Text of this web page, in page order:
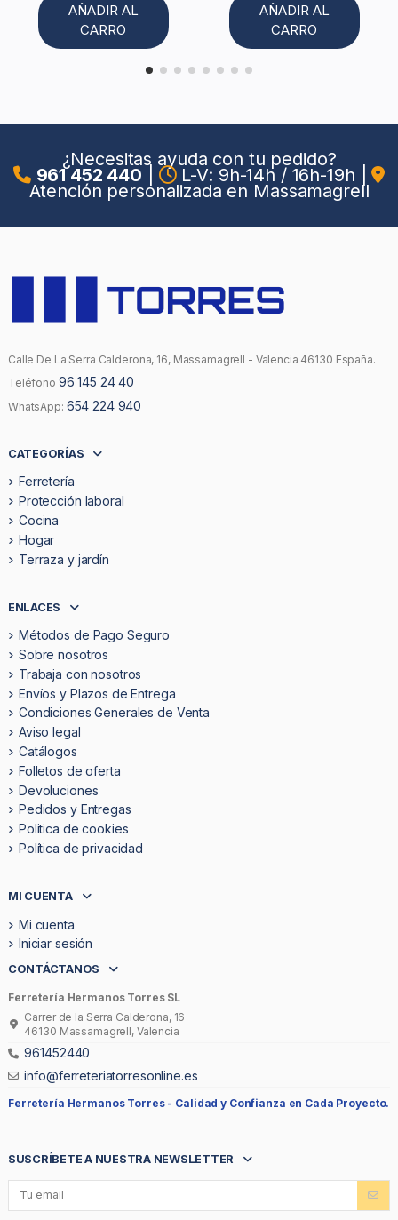
AÑADIR AL
CARRO
AÑADIR AL
CARRO
¿Necesitas ayuda con tu pedido?
961 452 440 L-V: 9h-14h / 16h-19h
Atención personalizada en Massamagrell
Calle De La Serra Calderona, 16, Massamagrell - Valencia 46130 España.
Teléfono 96 145 24 40
WhatsApp: 654 224 940
CATEGORÍAS
Ferretería
Protección laboral
Cocina
Hogar
Terraza y jardín
ENLACES
Métodos de Pago Seguro
Sobre nosotros
Trabaja con nosotros
Envíos y Plazos de Entrega
Condiciones Generales de Venta
Aviso legal
Catálogos
Folletos de oferta
Devoluciones
Pedidos y Entregas
Politica de cookies
Política de privacidad
MI CUENTA
Mi cuenta
Iniciar sesión
CONTÁCTANOS
Ferretería Hermanos Torres SL
Carrer de la Serra Calderona, 16
46130 Massamagrell, Valencia
961452440
info@ferreteriatorresonline.es
Ferretería Hermanos Torres - Calidad y Confianza en Cada Proyecto.
SUSCRÍBETE A NUESTRA NEWSLETTER